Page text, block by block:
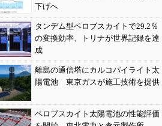
下げへ
タンデム型ペロブスカイトで29.2％
の変換効率、トリナが世界記録を達
成
離島の通信塔にカルコパイライト太
陽電池 東京ガスが施工技術を提供
ペロブスカイト太陽電池の性能評価